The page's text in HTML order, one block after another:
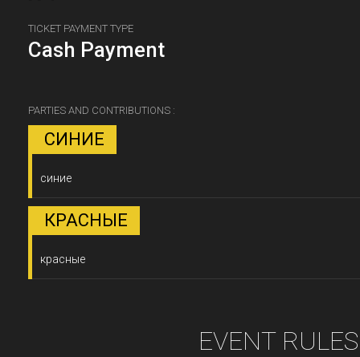
TICKET PAYMENT TYPE
Cash Payment
PARTIES AND CONTRIBUTIONS :
СИНИЕ
синие
КРАСНЫЕ
красные
EVENT